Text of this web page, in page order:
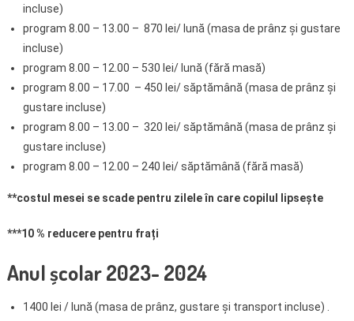
incluse)
program 8.00 – 13.00 – 870 lei/ lună (masa de prânz și gustare
incluse)
program 8.00 – 12.00 – 530 lei/ lună (fără masă)
program 8.00 – 17.00 – 450 lei/ săptămână (masa de prânz și
gustare incluse)
program 8.00 – 13.00 – 320 lei/ săptămână (masa de prânz și
gustare incluse)
program 8.00 – 12.00 – 240 lei/ săptămână (fără masă)
**costul mesei se scade pentru zilele în care copilul lipsește
***10 % reducere pentru frați
Anul școlar 2023- 2024
1400 lei / lună (masa de prânz, gustare și transport incluse) .